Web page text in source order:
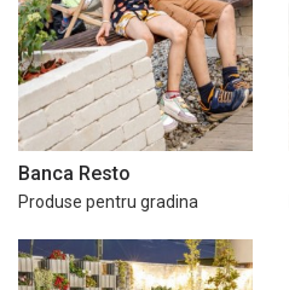
Banca Resto
Produse pentru gradina